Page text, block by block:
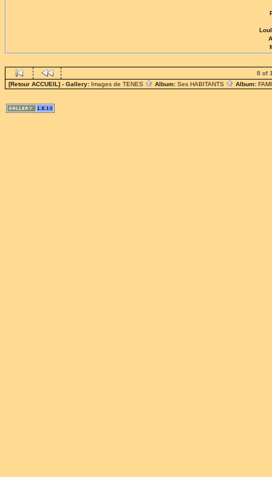
8 of
[Retour ACCUEIL] - Gallery: Images de TENES Album: Ses HABITANTS Album: